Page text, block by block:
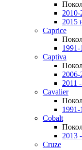
2010-
2015
Caprice
1991-
Captiva
2011
Cavalier
1991-
Cobalt
2013
Cruze